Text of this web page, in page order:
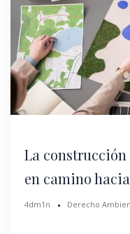
La
en camino
4dm1n Derecho